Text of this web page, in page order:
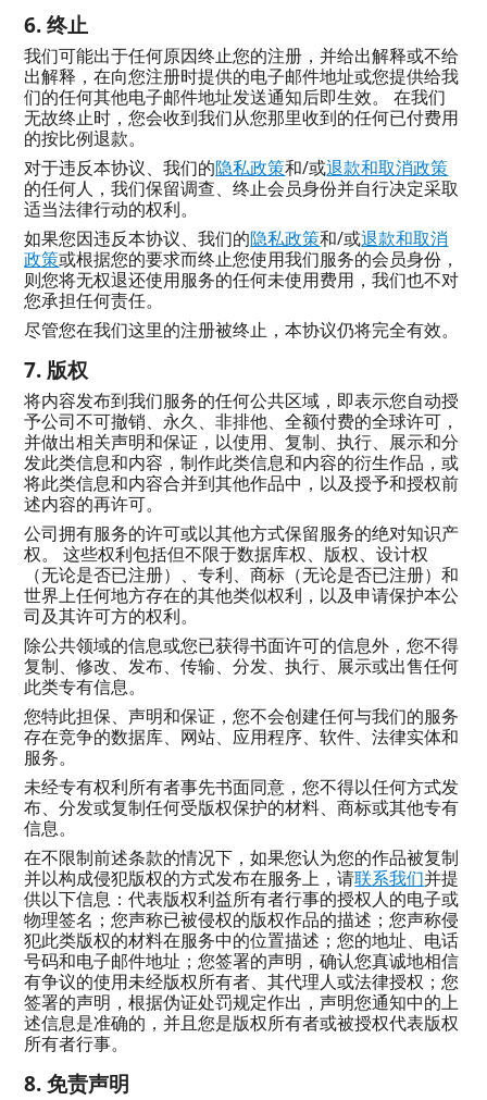
终止
我们可能出于任何原因终止您的注册，并给出解释或不给
出解释，在向您注册时提供的电子邮件地址或您提供给我
们的任何其他电子邮件地址发送通知后即生效。 在我们
无故终止时，您会收到我们从您那里收到的任何已付费用
的按比例退款。
对于违反本协议、我们的隐私政策和/或退款和取消政策
的任何人，我们保留调查、终止会员身份并自行决定采取
适当法律行动的权利。
如果您因违反本协议、我们的隐私政策和/或退款和取消
政策或根据您的要求而终止您使用我们服务的会员身份，
则您将无权退还使用服务的任何未使用费用，我们也不对
您承担任何责任。
尽管您在我们这里的注册被终止，本协议仍将完全有效。
版权
将内容发布到我们服务的任何公共区域，即表示您自动授
予公司不可撤销、永久、非排他、全额付费的全球许可，
并做出相关声明和保证，以使用、复制、执行、展示和分
发此类信息和内容，制作此类信息和内容的衍生作品，或
将此类信息和内容合并到其他作品中，以及授予和授权前
述内容的再许可。
公司拥有服务的许可或以其他方式保留服务的绝对知识产
权。 这些权利包括但不限于数据库权、版权、设计权
（无论是否已注册）、专利、商标（无论是否已注册）和
世界上任何地方存在的其他类似权利，以及申请保护本公
司及其许可方的权利。
除公共领域的信息或您已获得书面许可的信息外，您不得
复制、修改、发布、传输、分发、执行、展示或出售任何
此类专有信息。
您特此担保、声明和保证，您不会创建任何与我们的服务
存在竞争的数据库、网站、应用程序、软件、法律实体和
服务。
未经专有权利所有者事先书面同意，您不得以任何方式发
布、分发或复制任何受版权保护的材料、商标或其他专有
信息。
在不限制前述条款的情况下，如果您认为您的作品被复制
并以构成侵犯版权的方式发布在服务上，请联系我们并提
供以下信息：代表版权利益所有者行事的授权人的电子或
物理签名；您声称已被侵权的版权作品的描述；您声称侵
犯此类版权的材料在服务中的位置描述；您的地址、电话
号码和电子邮件地址；您签署的声明，确认您真诚地相信
有争议的使用未经版权所有者、其代理人或法律授权；您
签署的声明，根据伪证处罚规定作出，声明您通知中的上
述信息是准确的，并且您是版权所有者或被授权代表版权
所有者行事。
免责声明